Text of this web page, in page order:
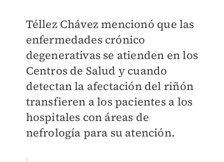
Téllez Chávez mencionó que las
enfermedades crónico
degenerativas se atienden en los
Centros de Salud y cuando
detectan la afectación del riñón
transfieren a los pacientes a los
hospitales con áreas de
nefrología para su atención.